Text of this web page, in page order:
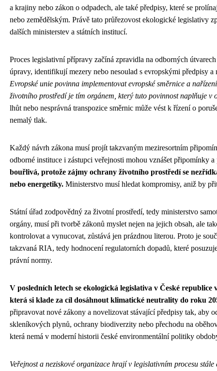
a krajiny nebo zákon o odpadech, ale také předpisy, které se
nebo zemědělským. Právě tato průřezovost ekologické legislativy
dalších ministerstev a státních institucí.
Proces legislativní přípravy začíná zpravidla na odborných
úpravy, identifikují mezery nebo nesoulad s evropskými předpisy
Evropské unie povinna implementovat evropské směrnice a
životního prostředí je tím orgánem, který tuto povinnost naplňuje v
lhůt nebo nesprávná transpozice směrnic může vést k řízení o
nemalý tlak.
Každý návrh zákona musí projít takzvaným meziresortním
odborné instituce i zástupci veřejnosti mohou vznášet připomínky
bouřlivá, protože zájmy ochrany životního prostředí se
nebo energetiky. Ministerstvo musí hledat kompromisy, aniž by
Státní úřad zodpovědný za životní prostředí, tedy ministerstvo
orgány, musí při tvorbě zákonů myslet nejen na jejich obsah, ale
kontrolovat a vynucovat, zůstává jen prázdnou literou. Proto je
takzvaná RIA, tedy hodnocení regulatorních dopadů, které
právní normy.
V posledních letech se ekologická legislativa v České
která si klade za cíl dosáhnout klimatické neutrality do roku
připravovat nové zákony a novelizovat stávající předpisy tak, aby
skleníkových plynů, ochrany biodiverzity nebo přechodu na
která nemá v moderní historii české environmentální politiky
Veřejnost a neziskové organizace hrají v legislativním procesu